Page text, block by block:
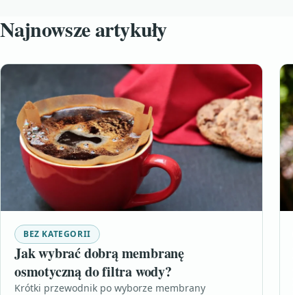
Najnowsze artykuły
BEZ KATEGORII
Jak wybrać dobrą membranę
osmotyczną do filtra wody?
Krótki przewodnik po wyborze membrany